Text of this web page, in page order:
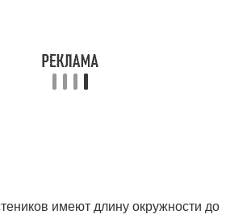
имеют длину окружности до